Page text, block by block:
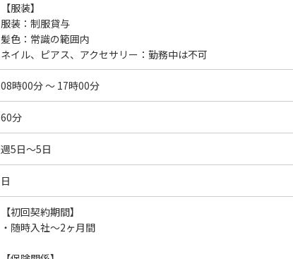
【服装】
服装：制服貸与
髪色：常識の範囲内
ネイル、ピアス、アクセサリー：勤務中は不可
08時00分 ～ 17時00分
60分
週5日～5日
日
【初回契約期間】
・随時入社～2ヶ月間